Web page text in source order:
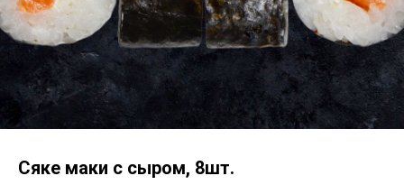
Сяке маки с сыром, 8шт.